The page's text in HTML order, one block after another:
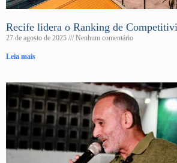
Recife lidera o Ranking de
27 de agosto de 2025 Nenhum comentário
Leia mais